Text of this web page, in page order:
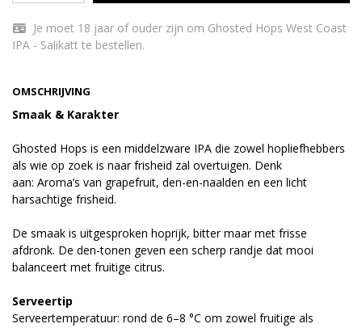
OMSCHRIJVING
Smaak & Karakter
Ghosted Hops is een middelzware IPA die zowel hopliefhebbers
als wie op zoek is naar frisheid zal overtuigen. Denk
aan: Aroma’s van grapefruit, den-en-naalden en een licht
harsachtige frisheid.
De smaak is uitgesproken hoprijk, bitter maar met frisse
afdronk. De den-tonen geven een scherp randje dat mooi
balanceert met fruitige citrus.
Serveertip
Serveertemperatuur: rond de 6–8 °C om zowel fruitige als
IPA - Salikatt te bestellen.